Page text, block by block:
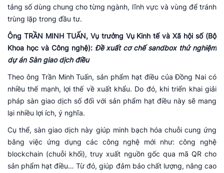
tảng số dùng chung cho từng ngành, lĩnh vực và vùng để tránh
trùng lặp trong đầu tư.
Ông TRẦN MINH TUẤN, Vụ trưởng Vụ Kinh tế và Xã hội số (Bộ
Khoa học và Công nghệ): Đề xuất cơ chế sandbox thử nghiệm
dự án Sàn giao dịch điều
Theo ông Trần Minh Tuấn, sản phẩm hạt điều của Đồng Nai có
nhiều thế mạnh, lợi thế về xuất khẩu. Do đó, khi triển khai giải
pháp sàn giao dịch số đối với sản phẩm hạt điều này sẽ mang
lại nhiều lợi ích, ý nghĩa.
Cụ thể, sàn giao dịch này giúp minh bạch hóa chuỗi cung ứng
bằng việc ứng dụng các công nghệ mới như: công nghệ
blockchain (chuỗi khối), truy xuất nguồn gốc qua mã QR cho
sản phẩm hạt điều… Từ đó, giúp đảm bảo chất lượng, nâng cao